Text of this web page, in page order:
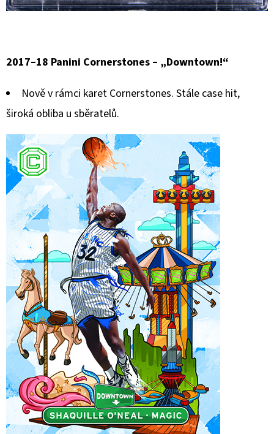
2017–18 Panini Cornerstones – „Downtown!“
Nově v rámci karet Cornerstones. Stále case hit,
široká obliba u sběratelů.